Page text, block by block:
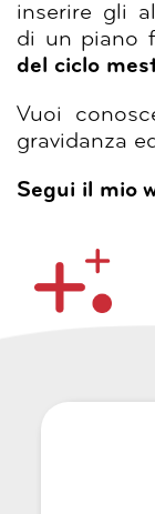
inserire gli
di un piano
del ciclo
Vuoi
gravidanza
Segui il mio